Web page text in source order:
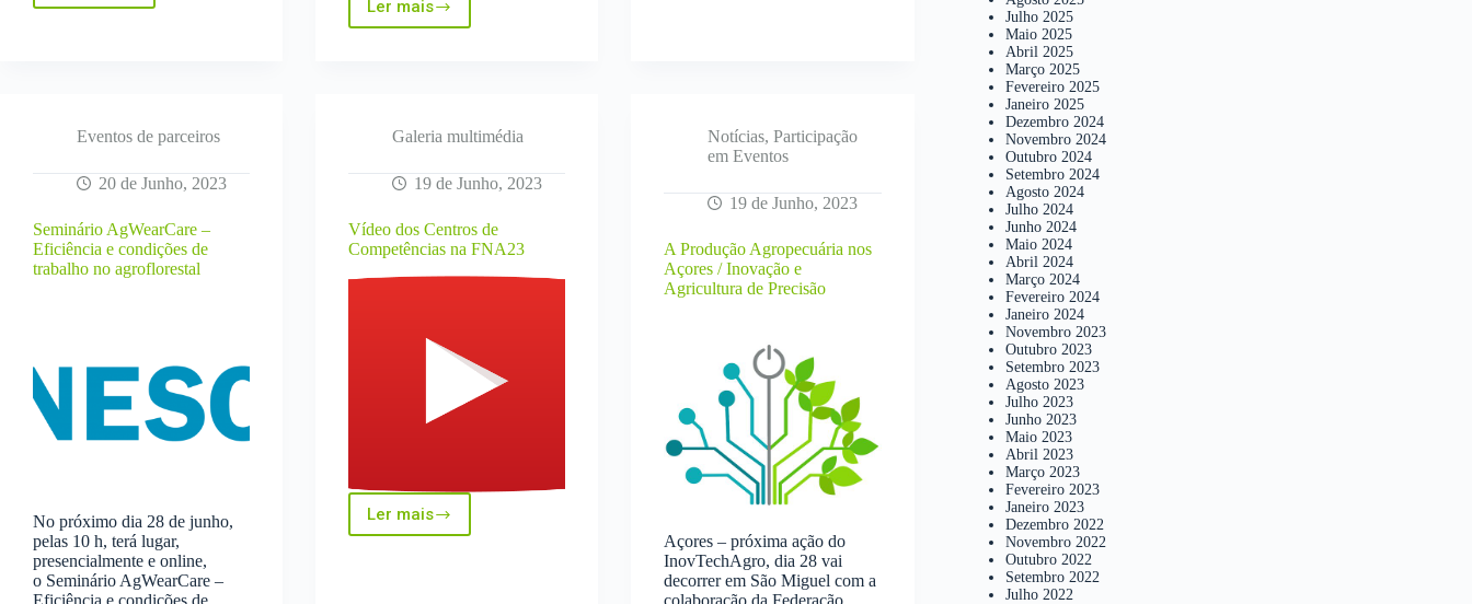
de
cultura
milho
Ler mais
V
Fórum
junho
1
julho
Torres
Vedras
Eventos de parceiros
20 de Junho, 2023
Seminário AgWearCare –
Eficiência e condições de
trabalho no agroflorestal
No próximo dia 28 de junho,
pelas 10 h, terá lugar,
presencialmente e online,
o Seminário AgWearCare –
Eficiência e condições de
Galeria multimédia
19 de Junho, 2023
Vídeo dos Centros de
Competências na FNA23
Ler mais
Vídeo
dos
Notícias,Participação
em Eventos
19 de Junho, 2023
A Produção Agropecuária nos
Açores / Inovação e
Agricultura de Precisão
Açores – próxima ação do
InovTechAgro, dia 28 vai
decorrer em São Miguel com a
colaboração da Federação
Julho 2025
Maio 2025
Abril 2025
Março 2025
Fevereiro 2025
Janeiro 2025
Dezembro 2024
Novembro 2024
Outubro 2024
Setembro 2024
Agosto 2024
Julho 2024
Junho 2024
Maio 2024
Abril 2024
Março 2024
Fevereiro 2024
Janeiro 2024
Novembro 2023
Outubro 2023
Setembro 2023
Agosto 2023
Julho 2023
Junho 2023
Maio 2023
Abril 2023
Março 2023
Fevereiro 2023
Janeiro 2023
Dezembro 2022
Novembro 2022
Outubro 2022
Setembro 2022
Julho 2022